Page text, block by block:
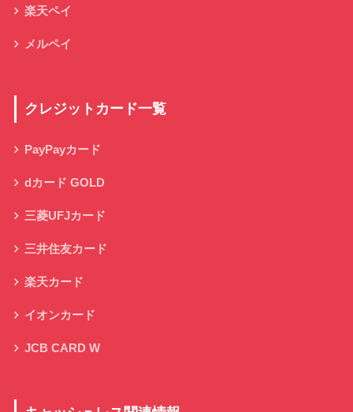
楽天ペイ
メルペイ
クレジットカード一覧
PayPayカード
dカード GOLD
三菱UFJカード
三井住友カード
楽天カード
イオンカード
JCB CARD W